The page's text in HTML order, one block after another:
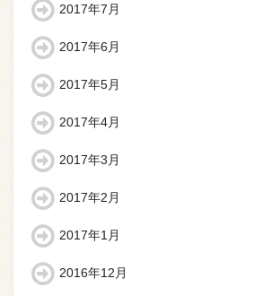
2017年7月
2017年6月
2017年5月
2017年4月
2017年3月
2017年2月
2017年1月
2016年12月